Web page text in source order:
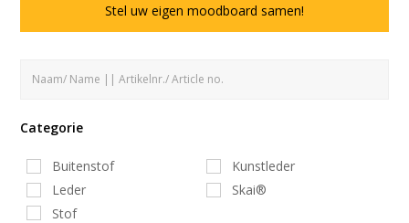
Stel uw eigen moodboard samen!
Categorie
Buitenstof
Kunstleder
Leder
Skai®
Stof